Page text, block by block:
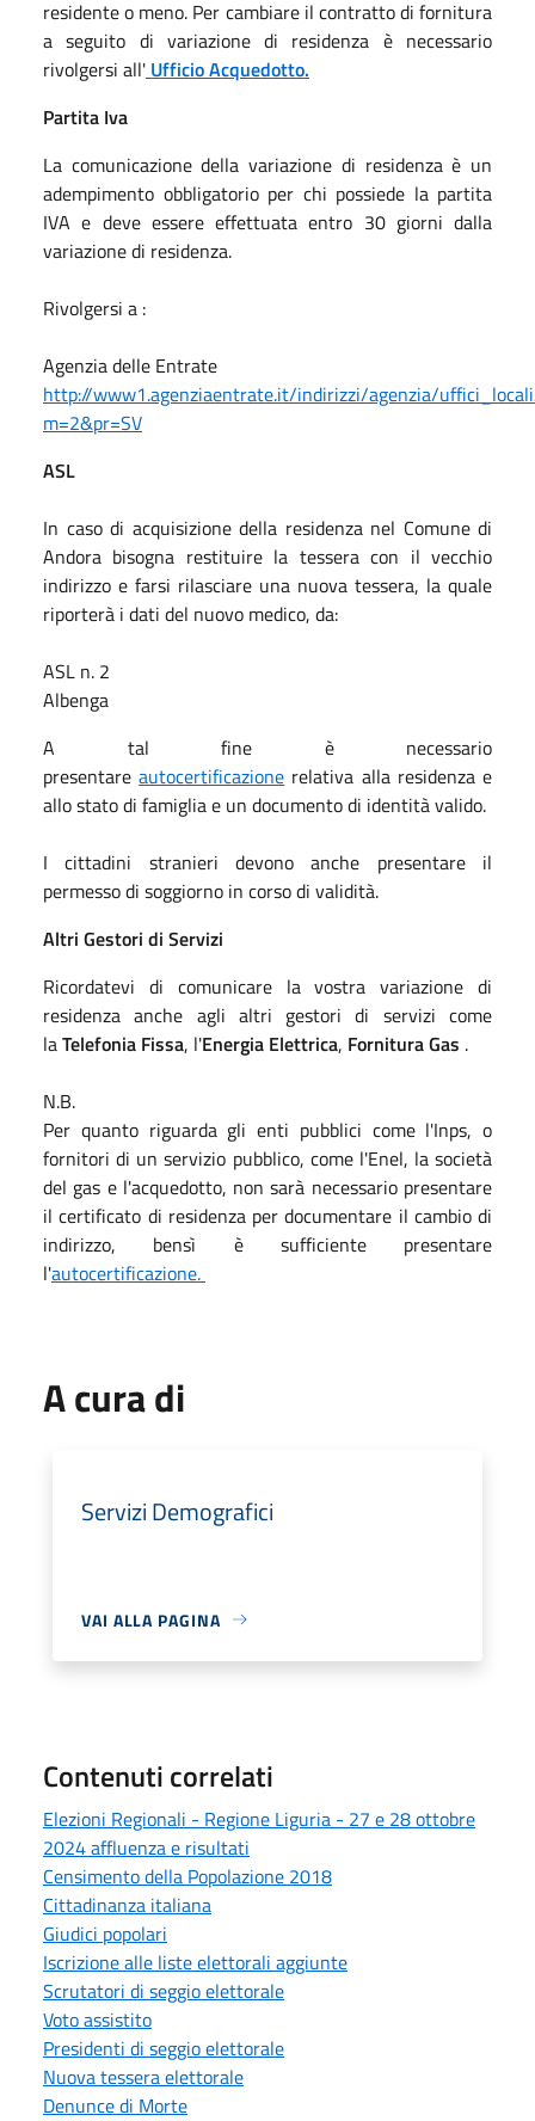
residente o meno. Per cambiare il contratto di fornitura
a seguito di variazione di residenza è necessario
rivolgersi all' Ufficio Acquedotto.
Partita Iva
La comunicazione della variazione di residenza è un
adempimento obbligatorio per chi possiede la partita
IVA e deve essere effettuata entro 30 giorni dalla
variazione di residenza.
Rivolgersi a :
Agenzia delle Entrate
http://www1.agenziaentrate.it/indirizzi/agenzia/
m=2&pr=SV
ASL
In caso di acquisizione della residenza nel Comune di
Andora bisogna restituire la tessera con il vecchio
indirizzo e farsi rilasciare una nuova tessera, la quale
riporterà i dati del nuovo medico, da:
ASL n. 2
Albenga
A tal fine è necessario
presentareautocertificazione relativa alla residenza e
allo stato di famiglia e un documento di identità valido.
I cittadini stranieri devono anche presentare il
permesso di soggiorno in corso di validità.
Altri Gestori di Servizi
Ricordatevi di comunicare la vostra variazione di
residenza anche agli altri gestori di servizi come
laTelefonia Fissa, l'Energia Elettrica, Fornitura Gas .
N.B.
Per quanto riguarda gli enti pubblici come l'Inps, o
fornitori di un servizio pubblico, come l'Enel, la società
del gas e l'acquedotto, non sarà necessario presentare
il certificato di residenza per documentare il cambio di
indirizzo, bensì è sufficiente presentare
l'autocertificazione.
A cura di
Servizi Demografici
VAI ALLA PAGINA
Contenuti correlati
Elezioni Regionali - Regione Liguria - 27 e 28 ottobre
2024 affluenza e risultati
Censimento della Popolazione 2018
Cittadinanza italiana
Giudici popolari
Iscrizione alle liste elettorali aggiunte
Scrutatori di seggio elettorale
Voto assistito
Presidenti di seggio elettorale
Nuova tessera elettorale
Denunce di Morte